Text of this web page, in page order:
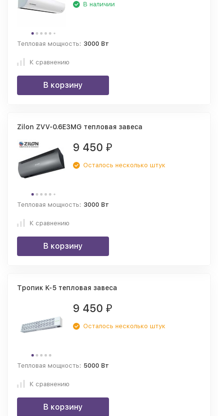
В наличии
Тепловая мощность: 3000 Вт
К сравнению
В корзину
Zilon ZVV-0.6E3MG тепловая завеса
9 450 ₽
Осталось несколько штук
Тепловая мощность: 3000 Вт
К сравнению
В корзину
Тропик K-5 тепловая завеса
9 450 ₽
Осталось несколько штук
Тепловая мощность: 5000 Вт
К сравнению
В корзину